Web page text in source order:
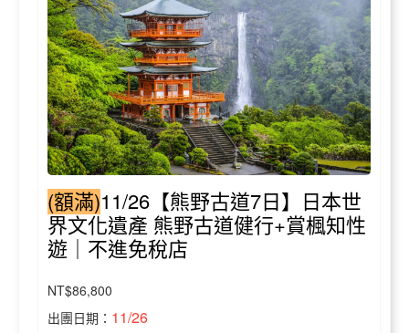
(額滿)11/26【熊野古道7日】日本世
界文化遺產 熊野古道健行+賞楓知性
遊｜不進免稅店
NT$86,800
出團日期： 11/26